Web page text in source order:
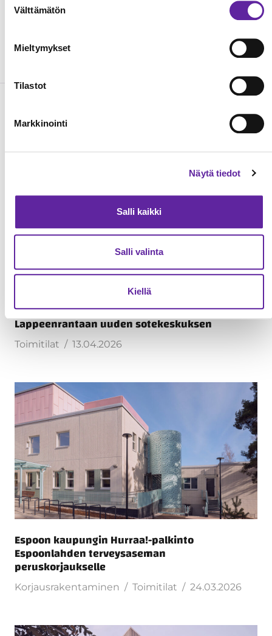
valinta
Välttämätön
Mieltymykset
Tilastot
Markkinointi
Näytä tiedot
Salli kaikki
Salli valinta
Kiellä
044 551 1023
Lue seuraavaksi
Jatke urakoi Etelä-Karjalan hyvinvointialueelle
Lappeenrantaan uuden sotekeskuksen
Toimitilat 13.04.2026
Espoon kaupungin Hurraa!-palkinto
Espoonlahden terveysaseman
peruskorjaukselle
Korjausrakentaminen Toimitilat 24.03.2026